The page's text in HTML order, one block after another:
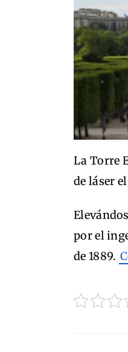
La Torre
de láser
por el
de 1889.